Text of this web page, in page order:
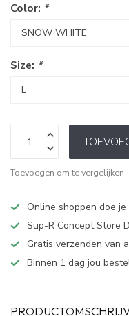
Color: *
Size: *
Toevoegen om te vergelijken
Online shoppen doe je
Sup-R Concept Store
Gratis verzenden van
Binnen 1 dag jou